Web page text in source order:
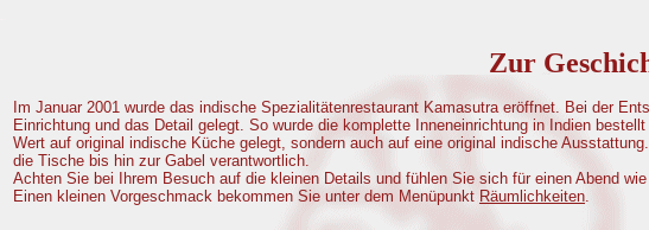
Zur
Im Januar 2001 wurde das indische Spezialitätenrestaurant Kamasutra eröffnet. Bei der
Einrichtung und das Detail gelegt. So wurde die komplette Inneneinrichtung in Indien
Wert auf original indische Küche gelegt, sondern auch auf eine original indische
die Tische bis hin zur Gabel verantwortlich.
Achten Sie bei Ihrem Besuch auf die kleinen Details und fühlen Sie sich für einen Abend
Einen kleinen Vorgeschmack bekommen Sie unter dem Menüpunkt Räumlichkeiten.